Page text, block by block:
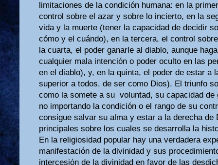
limitaciones de la condición humana: en la
control sobre el azar y sobre lo incierto, en la
vida y la muerte (tener la capacidad de decidir
cómo y el cuándo), en la tercera, el control
la cuarta, el poder ganarle al diablo, aunque
cualquier mala intención o poder oculto en las
en el diablo), y, en la quinta, el poder de estar a
superior a todos, de ser como Dios). El triunfo
como la somete a su voluntad, su capacidad de
no importando la condición o el rango de su
consigue salvar su alma y estar a la derecha de
principales sobre los cuales se desarrolla la
En la religiosidad popular hay una verdadera
manifestación de la divinidad y sus
intercesión de la divinidad en favor de las